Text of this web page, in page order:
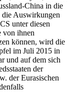
China in die
die Auswirkungen
unter diesen
von ihnen
können, wird die
im Juli 2015 in
und auf dem sich
der
der Eurasischen